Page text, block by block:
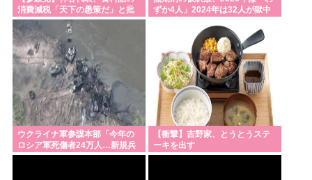
ミをエネルギーに変える技術と核融合発電を使うの
でエコで高い資産価値があり利益が出る
Powered by livedoor 相互RSS
消費減税「天下の愚策だ」と批
判
ずか4人」2024年は32人が獄中
ウクライナ軍参謀本部「今年の
ロシア軍死傷者24万人…新規兵
力の募集規模を上回る」！
【衝撃】吉野家、とうとうステ
ーキを出す